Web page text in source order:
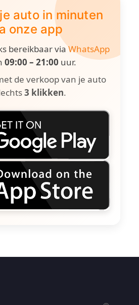
auto in minuten
onze app
bereikbaar viaWhatsApp
09:00 – 21:00 uur.
de verkoop van je auto
3 klikken.